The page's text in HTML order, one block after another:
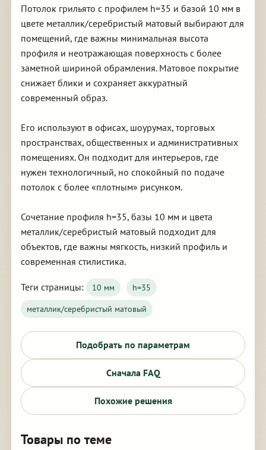
Потолок грильято с профилем h=35 и базой 10 мм в
цвете металлик/серебристый матовый выбирают для
помещений, где важны минимальная высота
профиля и неотражающая поверхность с более
заметной шириной обрамления. Матовое покрытие
снижает блики и сохраняет аккуратный
современный образ.
Его используют в офисах, шоурумах, торговых
пространствах, общественных и административных
помещениях. Он подходит для интерьеров, где
нужен технологичный, но спокойный по подаче
потолок с более «плотным» рисунком.
Сочетание профиля h=35, базы 10 мм и цвета
металлик/серебристый матовый подходит для
объектов, где важны мягкость, низкий профиль и
современная стилистика.
Теги страницы: 10 мм
h=35
металлик/серебристый матовый
Подобрать по параметрам
Сначала FAQ
Похожие решения
Товары по теме